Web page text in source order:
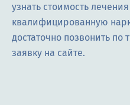
узнать стоимость
квалифицированную
достаточно позвонить по
заявку на сайте.